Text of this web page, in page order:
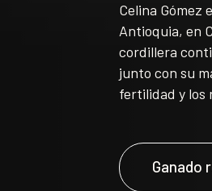
Celina Gómez
Antioquia, en
cordillera
junto con su
fertilidad y los
Ganado